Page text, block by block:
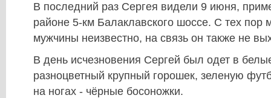
В последний раз Сергея видели 9 июня,
районе 5-км Балаклавского шоссе. С тех пор
мужчины неизвестно, на связь он также не
В день исчезновения Сергей был одет в
разноцветный крупный горошек, зеленую
на ногах - чёрные босоножки.